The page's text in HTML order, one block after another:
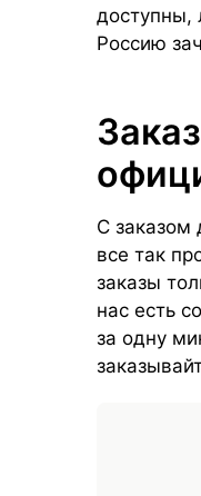
доступны,
Россию
С заказом
все так
заказы
нас есть
за одну